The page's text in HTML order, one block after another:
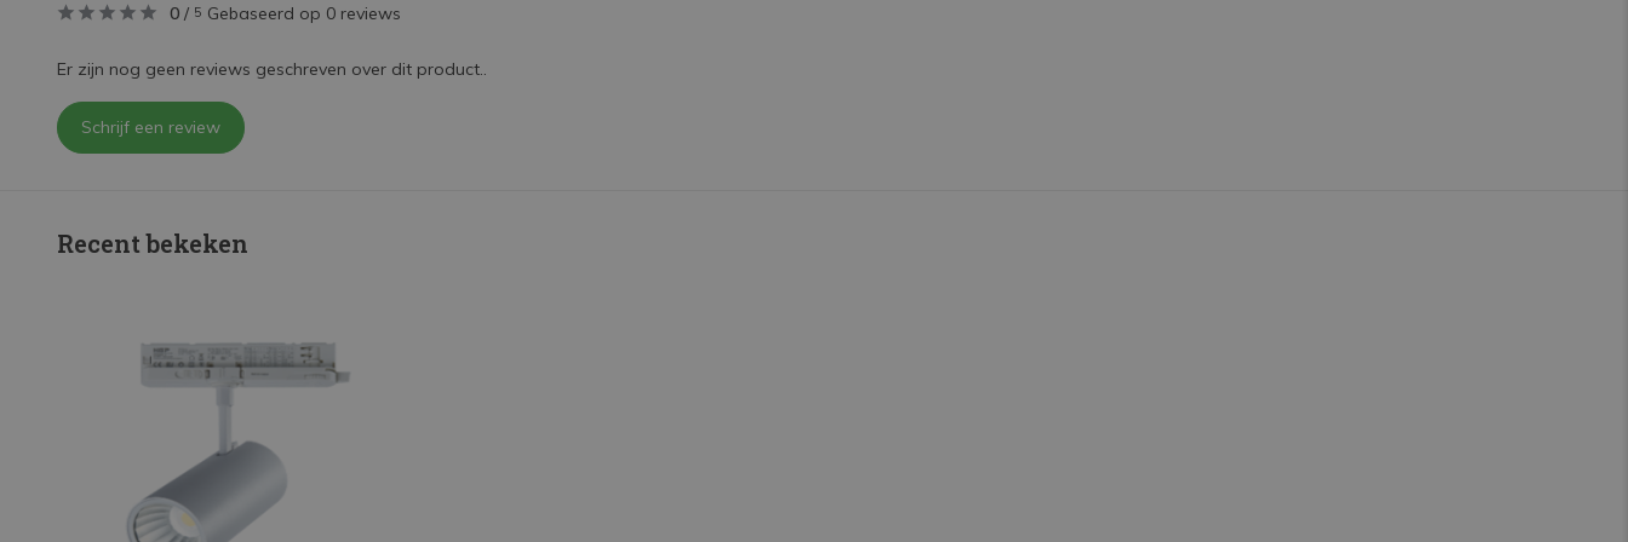
0 / 5 Gebaseerd op 0 reviews
Er zijn nog geen reviews geschreven over dit product..
Schrijf een review
Recent bekeken